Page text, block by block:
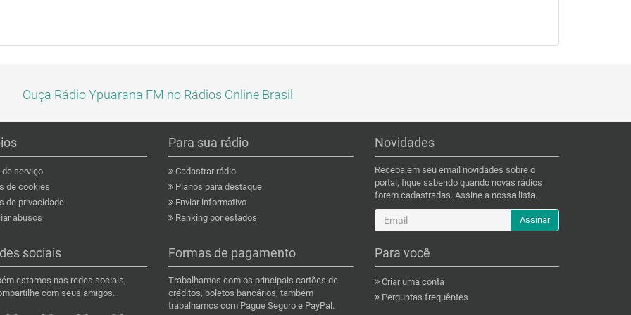
Ouça Rádio Ypuarana FM no Rádios Online Brasil
serviço
de cookies
de privacidade
abusos
Para sua rádio
Cadastrar rádio
Planos para destaque
Enviar informativo
Ranking por estados
Novidades
Receba em seu email novidades sobre o
portal, fique sabendo quando novas rádios
forem cadastradas. Assine a nossa lista.
Assinar
sociais
estamos nas redes sociais,
com seus amigos.
Formas de pagamento
Trabalhamos com os principais cartões de
créditos, boletos bancários, também
trabalhamos com Pague Seguro e PayPal.
Para você
Criar uma conta
Perguntas frequêntes